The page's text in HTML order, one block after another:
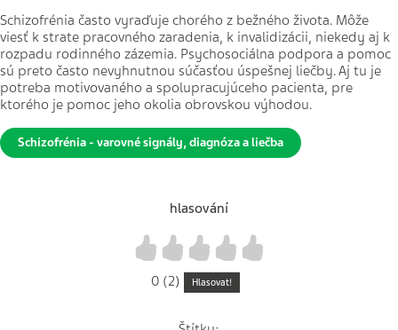
Schizofrénia často vyraďuje chorého z bežného života. Môže
viesť k strate pracovného zaradenia, k invalidizácii, niekedy aj k
rozpadu rodinného zázemia. Psychosociálna podpora a pomoc
sú preto často nevyhnutnou súčasťou úspešnej liečby. Aj tu je
potreba motivovaného a spolupracujúceho pacienta, pre
ktorého je pomoc jeho okolia obrovskou výhodou.
Schizofrénia - varovné signály, diagnóza a liečba
hlasování
4
3
2
1
0 (2) Hlasovat!